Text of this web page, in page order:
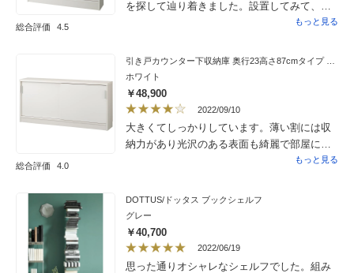
総合評価 4.5
を探して辿り着きました。設置してみて、カ
ウンターから約2cm出ますが目立たず、違和
スムーズで、艶のある白色もきれいです。同
シリーズのオープンラックも一緒に購入し、
すっきりと隠したいものはこちら、奥行きの
あるものはラックに置くようにしています。
もっと見る
総合評価 4.0
ホワイト
￥48,900
2022/09/10
大きくてしっかりしています。薄い割には収
納力があり光沢のある表面も綺麗で部屋に違
もっと見る
DOTTUS/ドッタス ブックシェルフ
グレー
￥40,700
2022/06/19
思った通りオシャレなシェルフでした。組み